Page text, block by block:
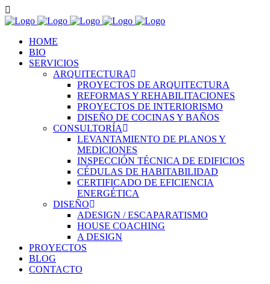
HOME
BIO
SERVICIOS
ARQUITECTURA
PROYECTOS DE ARQUITECTURA
REFORMAS Y REHABILITACIONES
PROYECTOS DE INTERIORISMO
DISEÑO DE COCINAS Y BAÑOS
CONSULTORÍA
LEVANTAMIENTO DE PLANOS Y
MEDICIONES
INSPECCIÓN TÉCNICA DE EDIFICIOS
CÉDULAS DE HABITABILIDAD
CERTIFICADO DE EFICIENCIA
ENERGÉTICA
DISEÑO
ADESIGN / ESCAPARATISMO
HOUSE COACHING
A DESIGN
PROYECTOS
BLOG
CONTACTO